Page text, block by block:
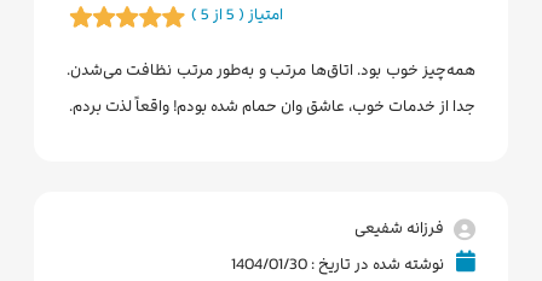
امتیاز ( 5 از 5 )
همه‌چیز خوب بود. اتاق‌ها مرتب و به‌طور مرتب نظافت می‌شدن.
جدا از خدمات خوب، عاشق وان حمام شده بودم! واقعاً لذت بردم.
فرزانه شفیعی
نوشته شده در تاریخ : 1404/01/30